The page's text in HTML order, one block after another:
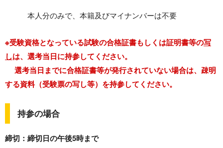
本人分のみで、本籍及びマイナンバーは不要
※受験資格となっている試験の合格証書もしくは証明書等の写
しは、選考当日に持参してください。
選考当日までに合格証書等が発行されていない場合は、疎明
する資料（受験票の写し等）を持参してください。
持参の場合
締切：締切日の午後5時まで